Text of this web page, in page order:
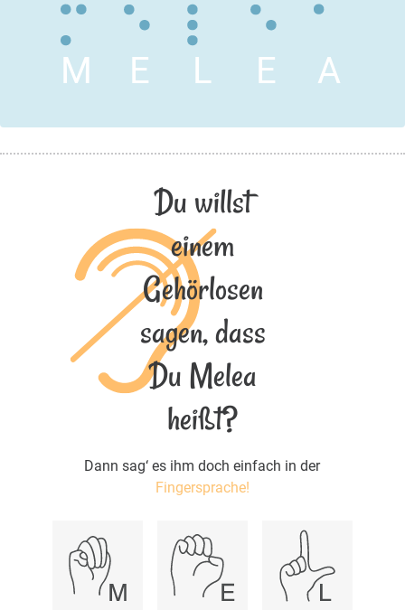
M E L E A
Du willst
einem
Gehörlosen
sagen, dass
Du Melea
heißt?
Dann sag‘ es ihm doch einfach in der
Fingersprache!